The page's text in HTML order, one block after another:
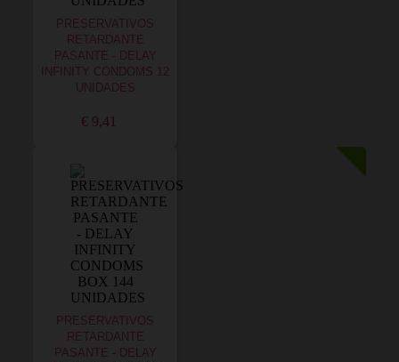
PRESERVATIVOS
RETARDANTE
PASANTE - DELAY
INFINITY CONDOMS 12
UNIDADES
€ 9,41
PRESERVATIVOS
RETARDANTE
PASANTE - DELAY